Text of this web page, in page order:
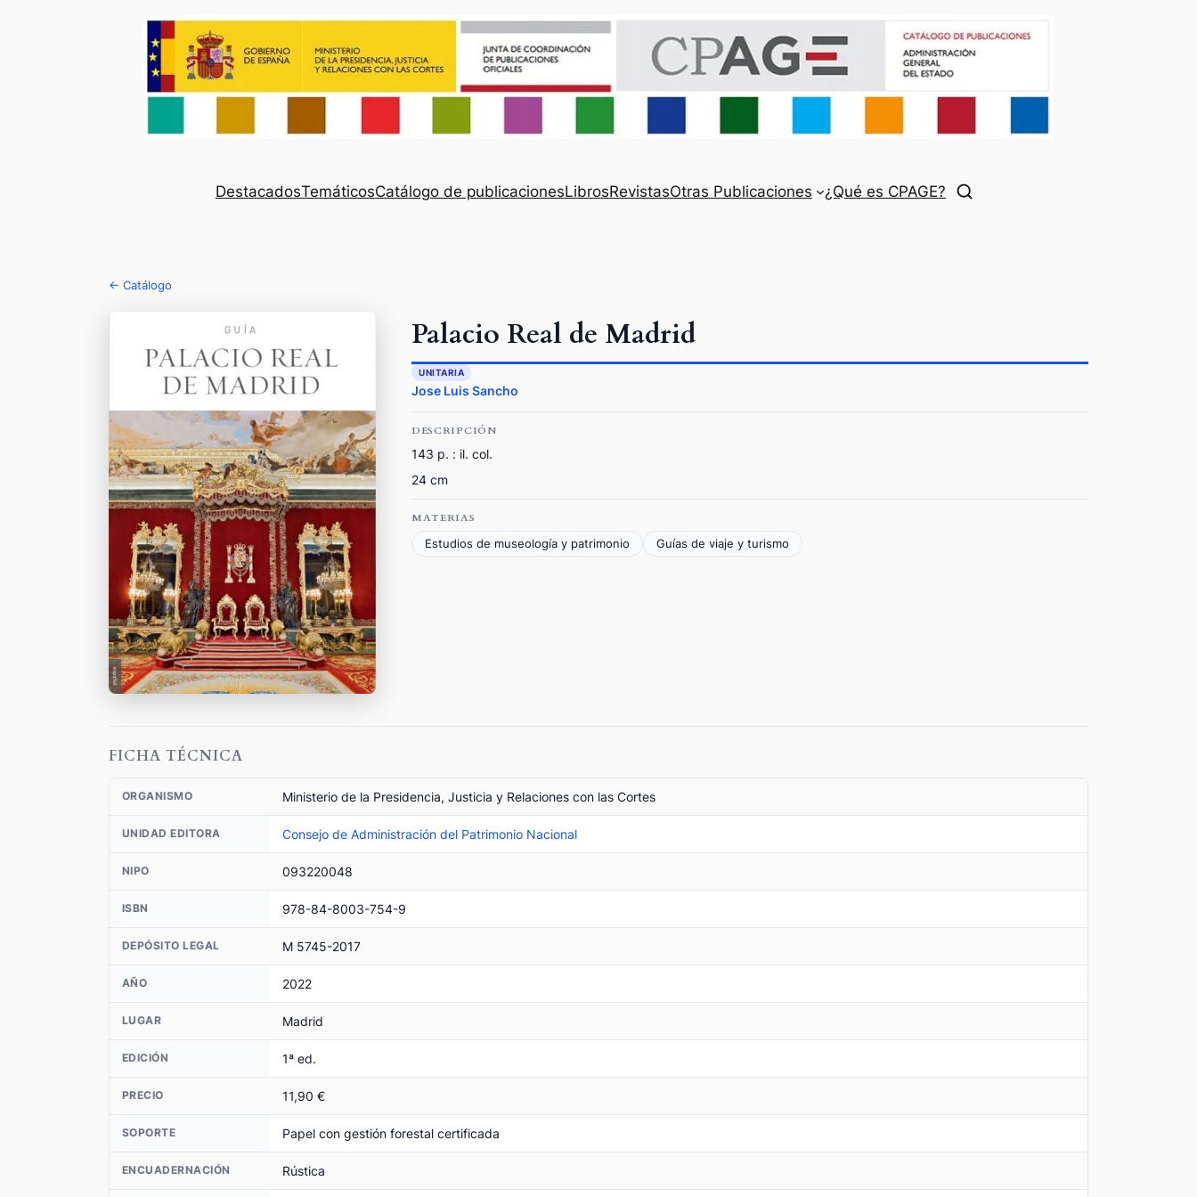
DestacadosTemáticosCatálogo de publicacionesLibrosRevistasOtras Publicaciones ¿Qué es CPAGE?
← Catálogo
Palacio Real de Madrid
UNITARIA
Jose Luis Sancho
DESCRIPCIÓN
143 p. : il. col.
24 cm
MATERIAS
Estudios de museología y patrimonio
Guías de viaje y turismo
FICHA TÉCNICA
ORGANISMO Ministerio de la Presidencia, Justicia y Relaciones con las Cortes
UNIDAD EDITORA Consejo de Administración del Patrimonio Nacional
NIPO 093220048
ISBN 978-84-8003-754-9
DEPÓSITO LEGAL M 5745-2017
AÑO 2022
LUGAR Madrid
EDICIÓN 1ª ed.
PRECIO 11,90 €
SOPORTE Papel con gestión forestal certificada
ENCUADERNACIÓN Rústica